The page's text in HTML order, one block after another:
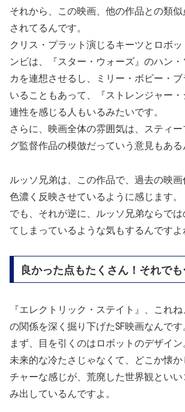
それから、この映画、他の作品との類
されてるんです。
クリス・プラット演じるキーツとロボッ
ンビは、『スター・ウォーズ』のハン
カを連想させるし、ミリー・ボビー・
いることもあって、『ストレンジャー
連性を感じる人もいるみたいです。
さらに、映画全体の雰囲気は、スティ
グ監督作品の模倣だっていう意見もある
ルッソ兄弟は、この作品で、過去の映
色濃く反映させているように感じます。
でも、それが逆に、ルッソ兄弟ならで
てしまっているような気もするんですよ
良かった点もたくさん！それで
『エレクトリック・ステイト』、これ
の関係を深く掘り下げたSF映画なんです
まず、目を引くのはロボットのデザイン
未来的な冷たさじゃなくて、どこか懐
チャーな感じが、荒廃した世界観とい
み出しているんですよ。